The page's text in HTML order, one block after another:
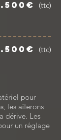
(ttc)
(ttc)
pour
les ailerons
dérive. Les
un réglage